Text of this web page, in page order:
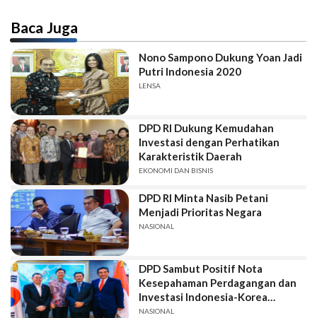
Baca Juga
Nono Sampono Dukung Yoan Jadi
Putri Indonesia 2020
LENSA
DPD RI Dukung Kemudahan
Investasi dengan Perhatikan
Karakteristik Daerah
EKONOMI DAN BISNIS
DPD RI Minta Nasib Petani
Menjadi Prioritas Negara
NASIONAL
DPD Sambut Positif Nota
Kesepahaman Perdagangan dan
Investasi Indonesia-Korea
Selatan
NASIONAL